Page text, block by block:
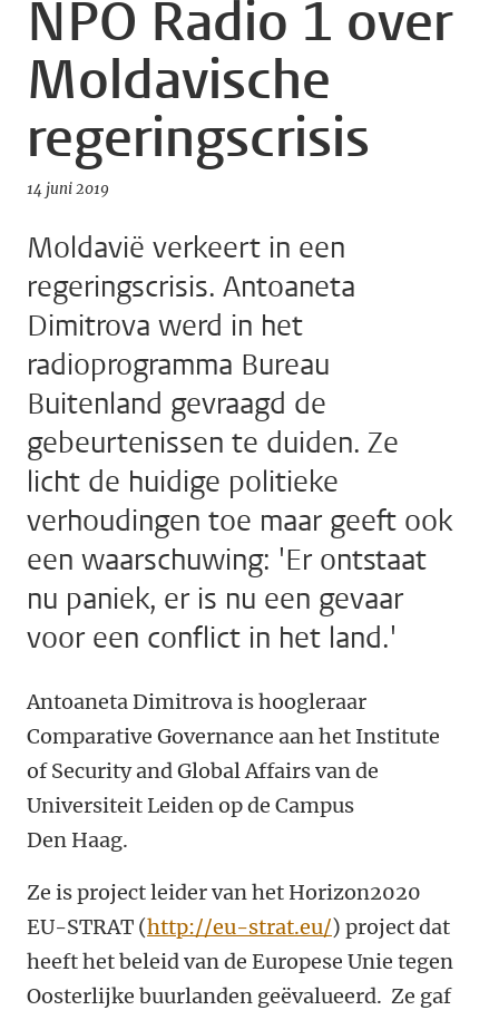
NPO Radio 1 over
Moldavische
regeringscrisis
14 juni 2019
Moldavië verkeert in een
regeringscrisis. Antoaneta
Dimitrova werd in het
radioprogramma Bureau
Buitenland gevraagd de
gebeurtenissen te duiden. Ze
licht de huidige politieke
verhoudingen toe maar geeft ook
een waarschuwing: 'Er ontstaat
nu paniek, er is nu een gevaar
voor een conflict in het land.'
Antoaneta Dimitrova is hoogleraar
Comparative Governance aan het Institute
of Security and Global Affairs van de
Universiteit Leiden op de Campus
Den Haag.
Ze is project leider van het Horizon2020
EU-STRAT (http://eu-strat.eu/) project dat
heeft het beleid van de Europese Unie tegen
Oosterlijke buurlanden geëvalueerd. Ze gaf